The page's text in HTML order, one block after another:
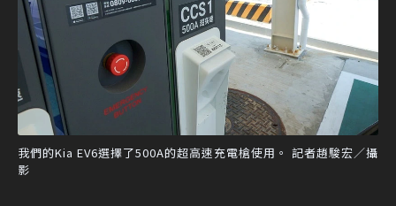
我們的Kia EV6選擇了500A的超高速充電槍使用。 記者趙駿宏／攝
影